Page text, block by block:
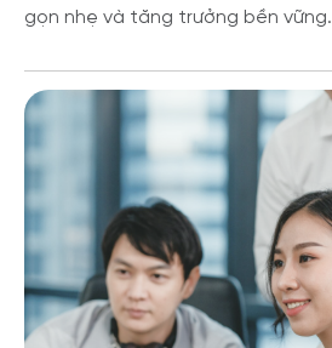
gọn nhẹ và tăng trưởng bền vững.